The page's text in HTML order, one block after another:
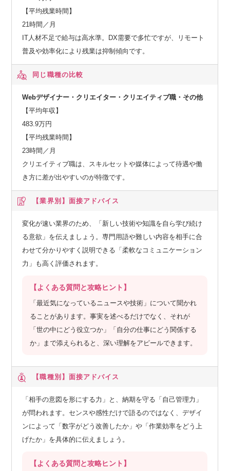
【平均残業時間】
21時間／月
IT人材不足で給与は高水準。DX需要で多忙ですが、リモート
普及や効率化により残業は抑制傾向です。
同じ職種の比較
Webデザイナー・クリエイター・クリエイティブ職・その他
【平均年収】
483.9万円
【平均残業時間】
23時間／月
クリエイティブ職は、スキルセットや媒体によって待遇や働
き方に差が出やすいのが特徴です。
【業界別】 面接アドバイス
変化が速い業界のため、「新しい技術や知識を自ら学び続け
る意欲」を伝えましょう。専門用語や難しい内容を相手に合
わせて分かりやすく説明できる「柔軟なコミュニケーション
力」も高く評価されます。
【よくある質問と攻略ヒント】
「最近気になっているニュースや技術」について聞かれ
ることがあります。事実を述べるだけでなく、それが
「世の中にどう役立つか」「自分の仕事にどう関係する
か」まで添えられると、深い理解をアピールできます。
【職種別】 面接アドバイス
「相手の意図を形にする力」と、納期を守る「自己管理力」
が問われます。センスや感性だけで語るのではなく、デザイ
ンによって「数字がどう改善したか」や「作業効率をどう上
げたか」を具体的に伝えましょう。
【よくある質問と攻略ヒント】